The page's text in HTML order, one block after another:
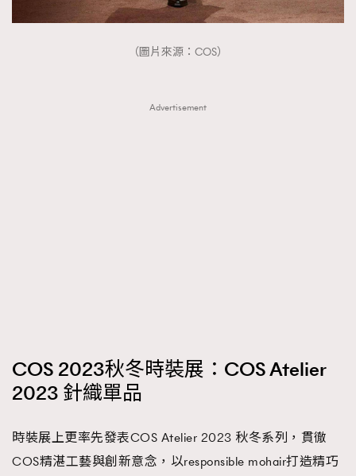
（圖片來源：COS）
Advertisement
COS 2023秋冬時裝展：COS Atelier
2023 針織單品
時裝展上更率先發表COS Atelier 2023 秋冬系列，貫徹
COS精湛工藝與創新意念，以responsible mohair打造精巧